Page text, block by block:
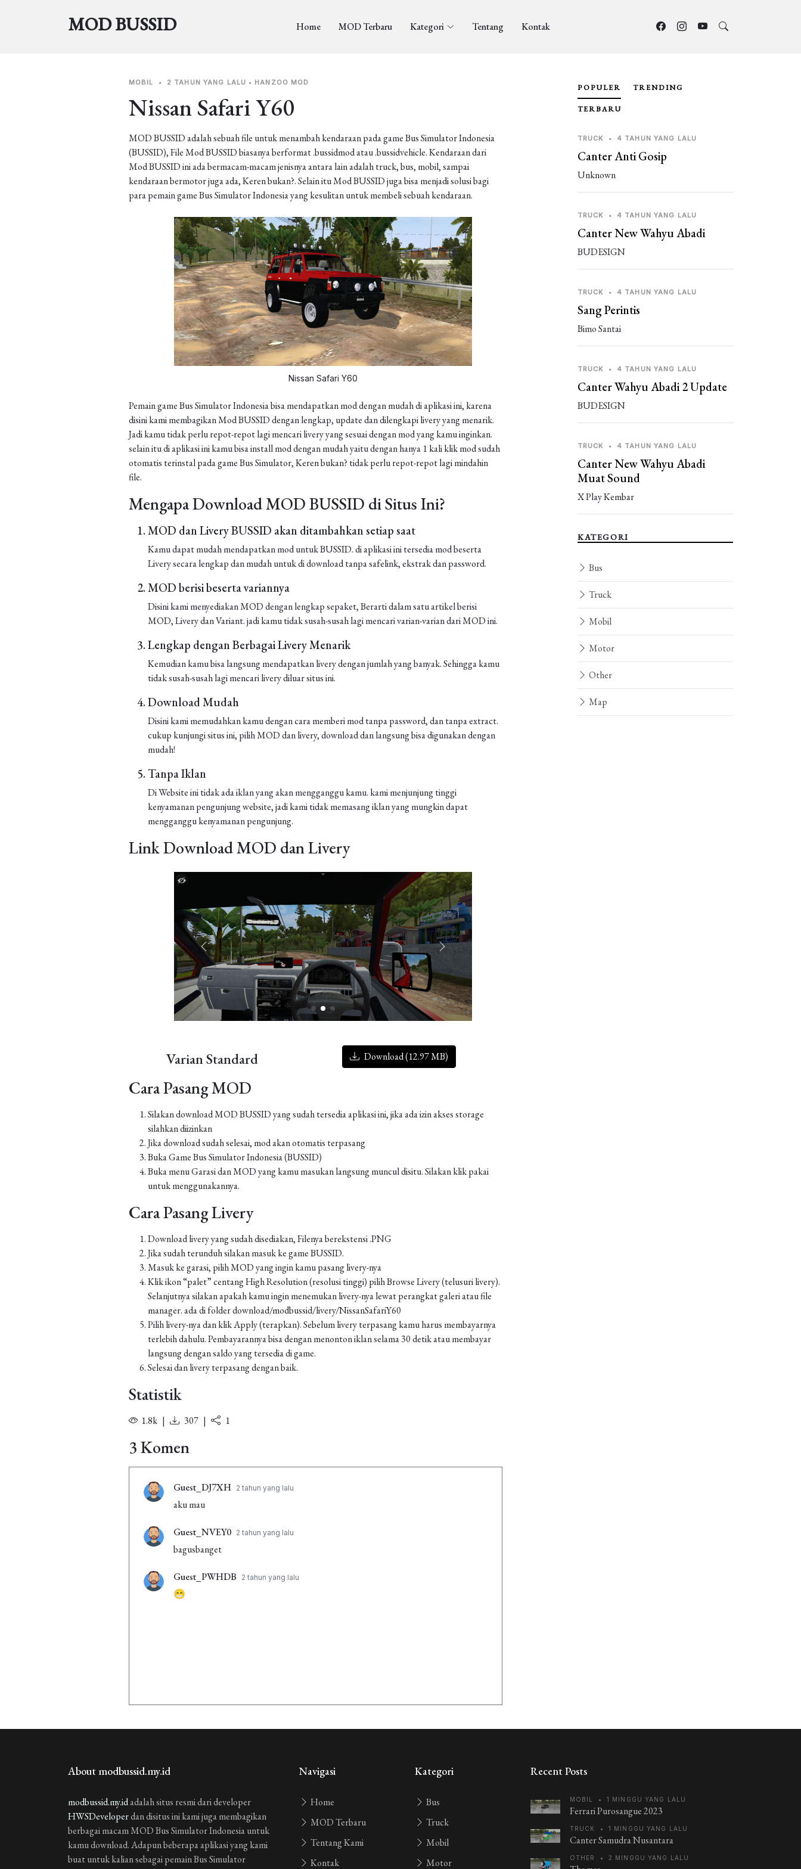
MOD BUSSID Home MOD Terbaru Kategori Tentang Kontak
MOBIL • 2 TAHUN YANG LALU • HANZOO MOD
Nissan Safari Y60
MOD BUSSID adalah sebuah file untuk menambah kendaraan pada game Bus Simulator Indonesia
(BUSSID), File Mod BUSSID biasanya berformat .bussidmod atau .bussidvehicle. Kendaraan dari
Mod BUSSID ini ada bermacam-macam jenisnya antara lain adalah truck, bus, mobil, sampai
kendaraan bermotor juga ada, Keren bukan?. Selain itu Mod BUSSID juga bisa menjadi solusi bagi
para pemain game Bus Simulator Indonesia yang kesulitan untuk membeli sebuah kendaraan.
Nissan Safari Y60
Pemain game Bus Simulator Indonesia bisa mendapatkan mod dengan mudah di aplikasi ini, karena
disini kami membagikan Mod BUSSID dengan lengkap, update dan dilengkapi livery yang menarik.
Jadi kamu tidak perlu repot-repot lagi mencari livery yang sesuai dengan mod yang kamu inginkan.
selain itu di aplikasi ini kamu bisa install mod dengan mudah yaitu dengan hanya 1 kali klik mod sudah
otomatis terinstal pada game Bus Simulator, Keren bukan? tidak perlu repot-repot lagi mindahin
file.
Mengapa Download MOD BUSSID di Situs Ini?
MOD dan Livery BUSSID akan ditambahkan setiap saat
Kamu dapat mudah mendapatkan mod untuk BUSSID. di aplikasi ini tersedia mod beserta
Livery secara lengkap dan mudah untuk di download tanpa safelink, ekstrak dan password.
MOD berisi beserta variannya
Disini kami menyediakan MOD dengan lengkap sepaket, Berarti dalam satu artikel berisi
MOD, Livery dan Variant. jadi kamu tidak susah-susah lagi mencari varian-varian dari MOD ini.
Lengkap dengan Berbagai Livery Menarik
Kemudian kamu bisa langsung mendapatkan livery dengan jumlah yang banyak. Sehingga kamu
tidak susah-susah lagi mencari livery diluar situs ini.
Download Mudah
Disini kami memudahkan kamu dengan cara memberi mod tanpa password, dan tanpa extract.
cukup kunjungi situs ini, pilih MOD dan livery, download dan langsung bisa digunakan dengan
mudah!
Tanpa Iklan
Di Website ini tidak ada iklan yang akan mengganggu kamu. kami menjunjung tinggi
kenyamanan pengunjung website, jadi kami tidak memasang iklan yang mungkin dapat
mengganggu kenyamanan pengunjung.
Link Download MOD dan Livery
Varian Standard Download (12.97 MB)
Cara Pasang MOD
Silakan download MOD BUSSID yang sudah tersedia aplikasi ini, jika ada izin akses storage
silahkan diizinkan
Jika download sudah selesai, mod akan otomatis terpasang
Buka Game Bus Simulator Indonesia (BUSSID)
Buka menu Garasi dan MOD yang kamu masukan langsung muncul disitu. Silakan klik pakai
untuk menggunakannya.
Cara Pasang Livery
Download livery yang sudah disediakan, Filenya berekstensi .PNG
Jika sudah terunduh silakan masuk ke game BUSSID.
Masuk ke garasi, pilih MOD yang ingin kamu pasang livery-nya
Klik ikon “palet” centang High Resolution (resolusi tinggi) pilih Browse Livery (telusuri livery).
Selanjutnya silakan apakah kamu ingin menemukan livery-nya lewat perangkat galeri atau file
manager. ada di folder download/modbussid/livery/NissanSafariY60
Pilih livery-nya dan klik Apply (terapkan). Sebelum livery terpasang kamu harus membayarnya
terlebih dahulu. Pembayarannya bisa dengan menonton iklan selama 30 detik atau membayar
langsung dengan saldo yang tersedia di game.
Selesai dan livery terpasang dengan baik.
Statistik
1.8k | 307 | 1
3 Komen
Guest_DJ7XH 2 tahun yang lalu
aku mau
Guest_NVEY0 2 tahun yang lalu
bagusbanget
Guest_PWHDB 2 tahun yang lalu
😁
POPULER TRENDING
TERBARU
TRUCK • 4 TAHUN YANG LALU
Canter Anti Gosip
Unknown
TRUCK • 4 TAHUN YANG LALU
Canter New Wahyu Abadi
BUDESIGN
TRUCK • 4 TAHUN YANG LALU
Sang Perintis
Bimo Santai
TRUCK • 4 TAHUN YANG LALU
Canter Wahyu Abadi 2 Update
BUDESIGN
TRUCK • 4 TAHUN YANG LALU
Canter New Wahyu Abadi
Muat Sound
X Play Kembar
KATEGORI
Bus
Truck
Mobil
Motor
Other
Map
About modbussid.my.id
modbussid.my.idadalah situs resmi dari developer
HWSDeveloperdan disitus ini kami juga membagikan
berbagai macam MOD Bus Simulator Indonesia untuk
kamu download. Adapun beberapa aplikasi yang kami
buat untuk kalian sebagai pemain Bus Simulator
Navigasi
Home
MOD Terbaru
Tentang Kami
Kontak
Kategori
Bus
Truck
Mobil
Motor
Recent Posts
MOBIL • 1 MINGGU YANG LALU
Ferrari Purosangue 2023
TRUCK • 1 MINGGU YANG LALU
Canter Samudra Nusantara
OTHER • 2 MINGGU YANG LALU